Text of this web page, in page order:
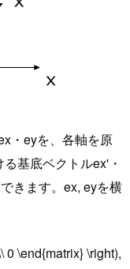
・eyを、各軸を原
基底ベクトルex'・
きます。ex, eyを横
0 \end{matrix} \right),